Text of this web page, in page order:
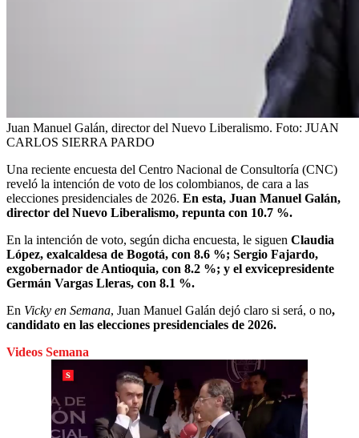
Juan Manuel Galán, director del Nuevo Liberalismo. Foto: JUAN
CARLOS SIERRA PARDO
Una reciente encuesta del Centro Nacional de Consultoría (CNC)
reveló la intención de voto de los colombianos, de cara a las
elecciones presidenciales de 2026. En esta, Juan Manuel Galán,
director del Nuevo Liberalismo, repunta con 10.7 %.
En la intención de voto, según dicha encuesta, le siguen Claudia
López, exalcaldesa de Bogotá, con 8.6 %; Sergio Fajardo,
exgobernador de Antioquia, con 8.2 %; y el exvicepresidente
Germán Vargas Lleras, con 8.1 %.
En Vicky en Semana, Juan Manuel Galán dejó claro si será, o no,
candidato en las elecciones presidenciales de 2026.
Videos Semana